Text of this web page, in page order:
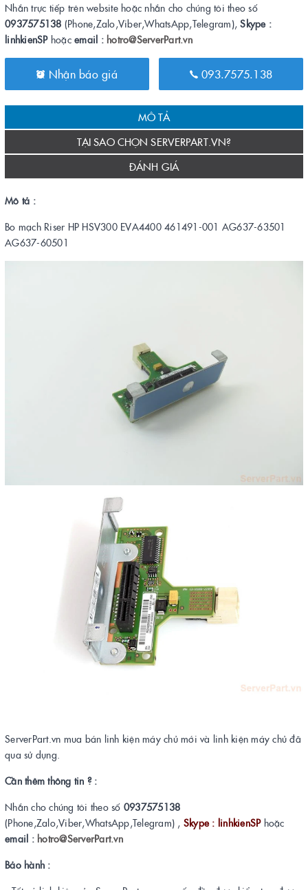
Nhắn trực tiếp trên website hoặc nhắn cho chúng tôi theo số
0937575138 (Phone,Zalo,Viber,WhatsApp,Telegram),Skype :
linhkienSPhoặc email : hotro@ServerPart.vn
Nhận báo giá 093.7575.138
MÔ TẢ
TẠI SAO CHỌN SERVERPART.VN?
ĐÁNH GIÁ
Mô tả :
Bo mạch Riser HP HSV300 EVA4400 461491-001 AG637-63501
AG637-60501
ServerPart.vn mua bán linh kiện máy chủ mới và linh kiện máy chủ đã
qua sử dụng.
Cần thêm thông tin ? :
Nhắn cho chúng tôi theo số 0937575138
(Phone,Zalo,Viber,WhatsApp,Telegram) , Skype : linhkienSPhoặc
email : hotro@ServerPart.vn
Bảo hành :